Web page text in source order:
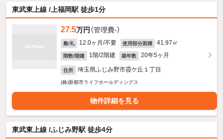
東武東上線 /上福岡駅 徒歩1分
27.5万円 （管理費-）
敷/礼 12.0ヶ月/不要 使用部分面積 41.97㎡
階数/階建 1階/2階建 築年数 20年5ヶ月
住所 埼玉県ふじみ野市霞ケ丘１丁目
(株)新都市ライフホールディングス
物件詳細を見る
東武東上線 /ふじみ野駅 徒歩4分